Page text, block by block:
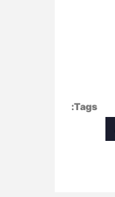
Tags: